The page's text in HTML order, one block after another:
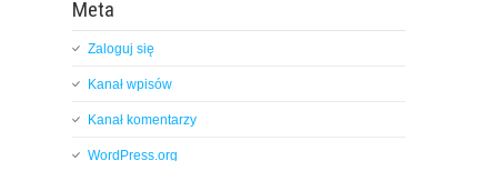
Meta
Zaloguj się
Kanał wpisów
Kanał komentarzy
WordPress.org